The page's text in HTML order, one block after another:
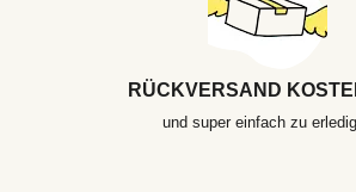
RÜCKVERSAND
und super einfach zu